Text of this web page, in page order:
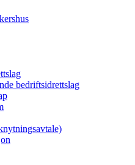
bedriftsidrettslag